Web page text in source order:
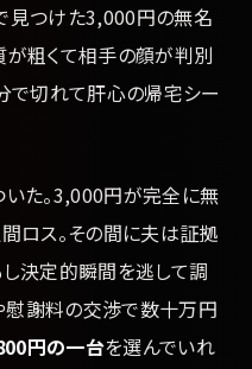
見つけた3,000円の無名
が粗くて相手の顔が判別
で切れて肝心の帰宅シー
いた。3,000円が完全に無
ロス。その間に夫は証拠
し決定的瞬間を逃して調
慰謝料の交渉で数十万円
円の一台を選んでいれ